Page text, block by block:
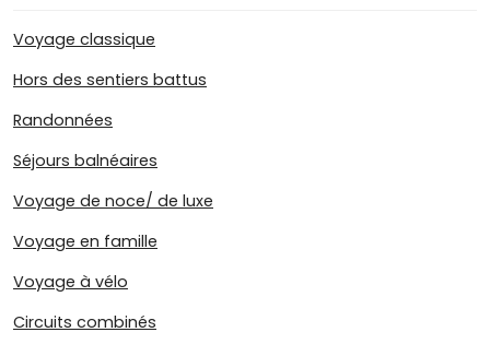
Voyage classique
Hors des sentiers battus
Randonnées
Séjours balnéaires
Voyage de noce/ de luxe
Voyage en famille
Voyage à vélo
Circuits combinés